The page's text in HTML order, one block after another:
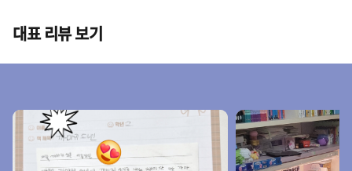
대표 리뷰 보기